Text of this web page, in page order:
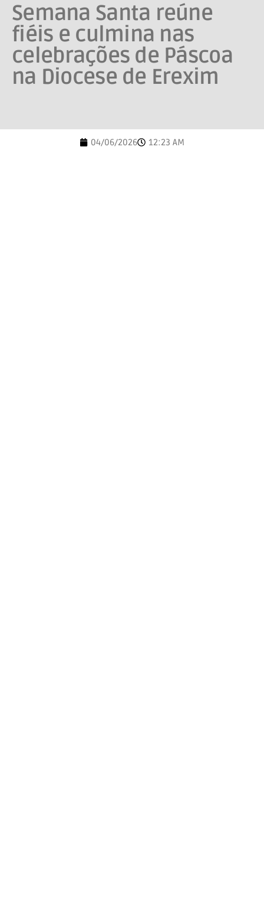
Semana Santa reúne
fiéis e culmina nas
celebrações de Páscoa
na Diocese de Erexim
04/06/2026 12:23 AM